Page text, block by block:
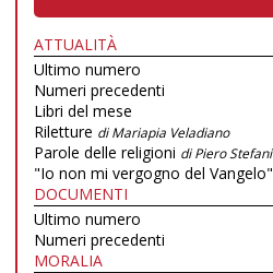
ATTUALITÀ
Ultimo numero
Numeri precedenti
Libri del mese
Riletture di Mariapia Veladiano
Parole delle religioni di Piero Stefani
"Io non mi vergogno del Vangelo"
DOCUMENTI
Ultimo numero
Numeri precedenti
MORALIA